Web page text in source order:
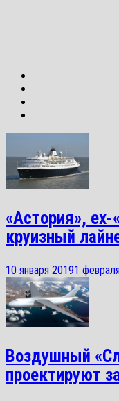
«Астория»,
круизный
10 января 20191
Воздушный
проектируют